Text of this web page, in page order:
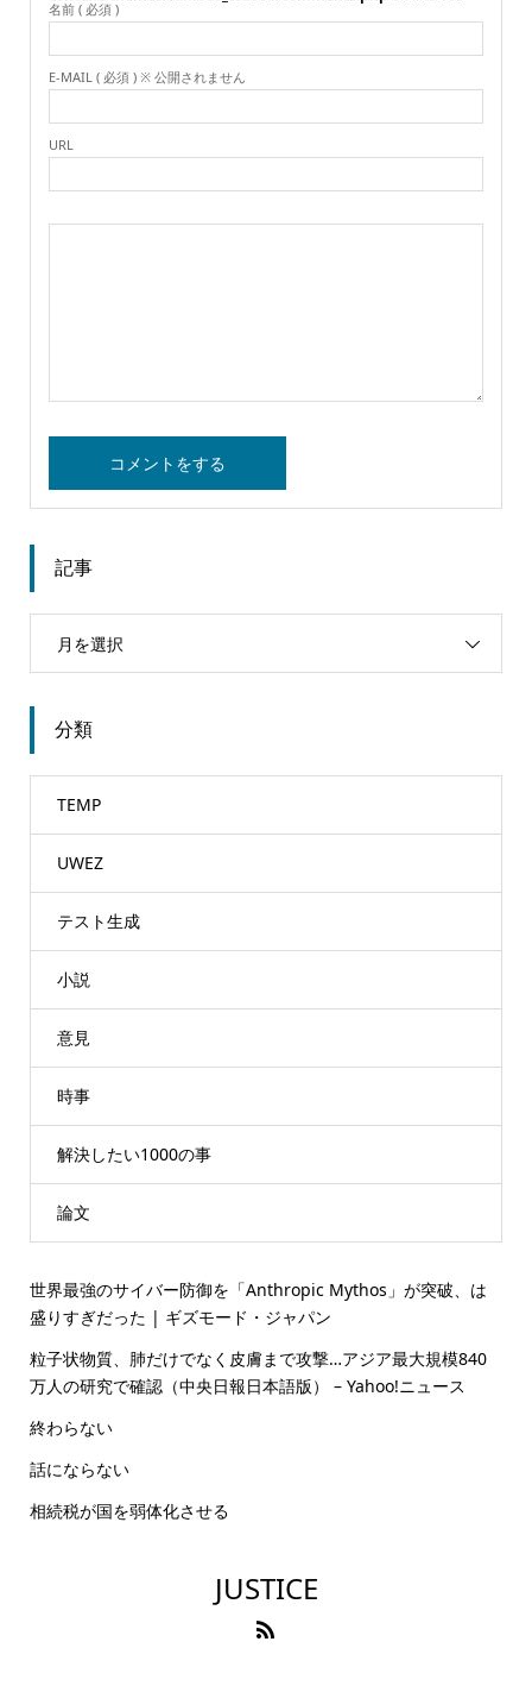
名前 ( 必須 )
E-MAIL ( 必須 ) ※ 公開されません
URL
記事
月を選択
分類
TEMP
UWEZ
テスト生成
小説
意見
時事
解決したい1000の事
論文
世界最強のサイバー防御を「Anthropic Mythos」が突破、は
盛りすぎだった | ギズモード・ジャパン
粒子状物質、肺だけでなく皮膚まで攻撃…アジア最大規模840
万人の研究で確認（中央日報日本語版） – Yahoo!ニュース
終わらない
話にならない
相続税が国を弱体化させる
JUSTICE